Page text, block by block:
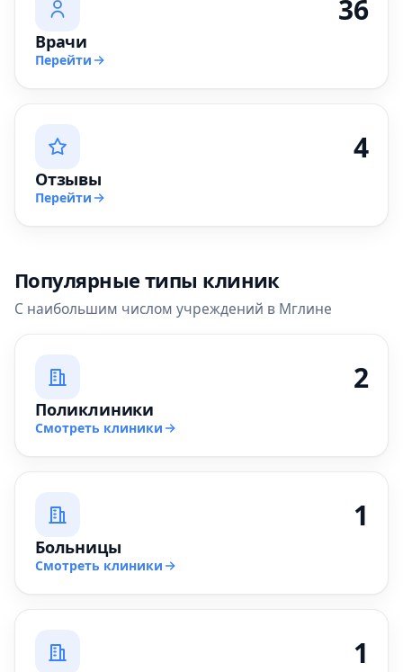
36
Врачи
Перейти
4
Отзывы
Перейти
Популярные типы клиник
С наибольшим числом учреждений в Мглине
2
Поликлиники
Смотреть клиники
1
Больницы
Смотреть клиники
1